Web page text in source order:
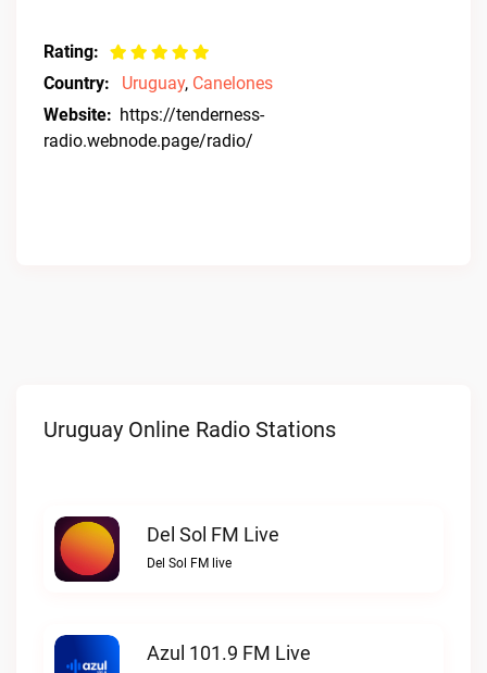
Rating:
Country:
Uruguay, Canelones
Website: https://tenderness-
radio.webnode.page/radio/
Uruguay Online Radio Stations
Del Sol FM Live
Del Sol FM live
Azul 101.9 FM Live